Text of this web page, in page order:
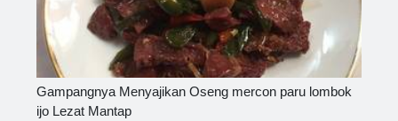
Gampangnya Menyajikan Oseng mercon paru lombok
ijo Lezat Mantap